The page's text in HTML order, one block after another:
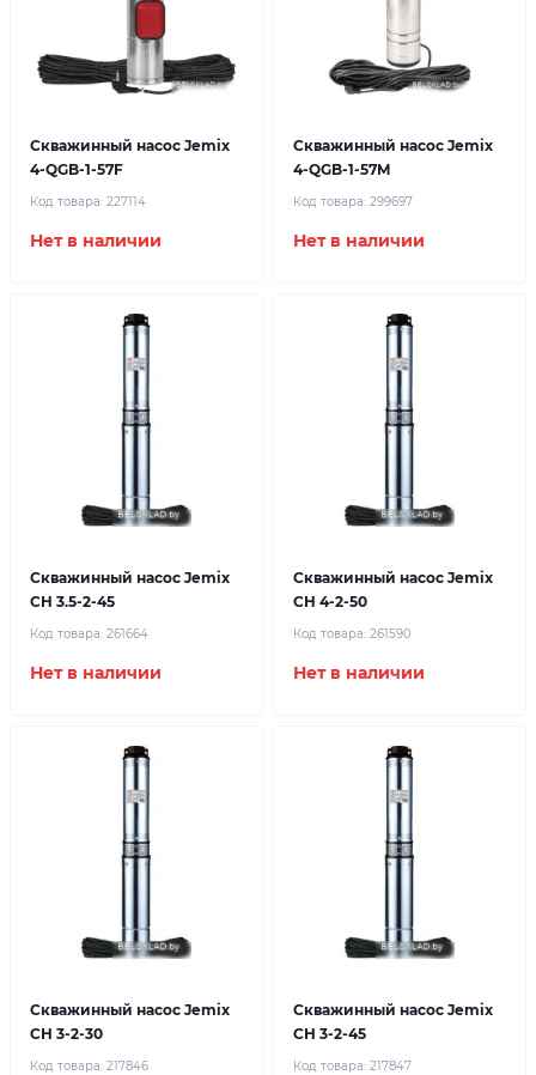
Скважинный насос Jemix
4-QGB-1-57F
Код товара: 227114
Нет в наличии
Скважинный насос Jemix
4-QGB-1-57M
Код товара: 299697
Нет в наличии
Скважинный насос Jemix
CH 3.5-2-45
Код товара: 261664
Нет в наличии
Скважинный насос Jemix
CH 4-2-50
Код товара: 261590
Нет в наличии
Скважинный насос Jemix
СН 3-2-30
Код товара: 217846
Скважинный насос Jemix
СН 3-2-45
Код товара: 217847